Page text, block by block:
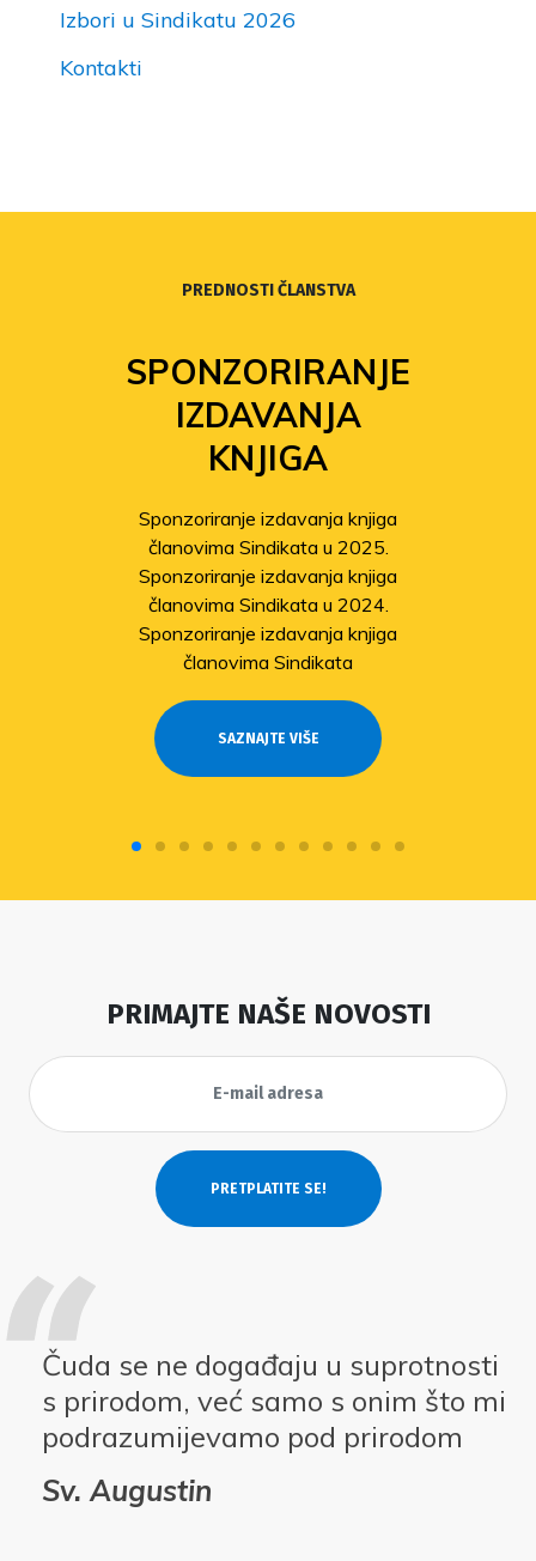
Izbori u Sindikatu 2026
Kontakti
PREDNOSTI ČLANSTVA
SPONZORIRANJE
IZDAVANJA
KNJIGA
Sponzoriranje izdavanja knjiga
članovima Sindikata u 2025.
Sponzoriranje izdavanja knjiga
članovima Sindikata u 2024.
Sponzoriranje izdavanja knjiga
članovima Sindikata
SAZNAJTE VIŠE
PRIMAJTE NAŠE NOVOSTI
Čuda se ne događaju u suprotnosti
s prirodom, već samo s onim što mi
podrazumijevamo pod prirodom
Sv. Augustin